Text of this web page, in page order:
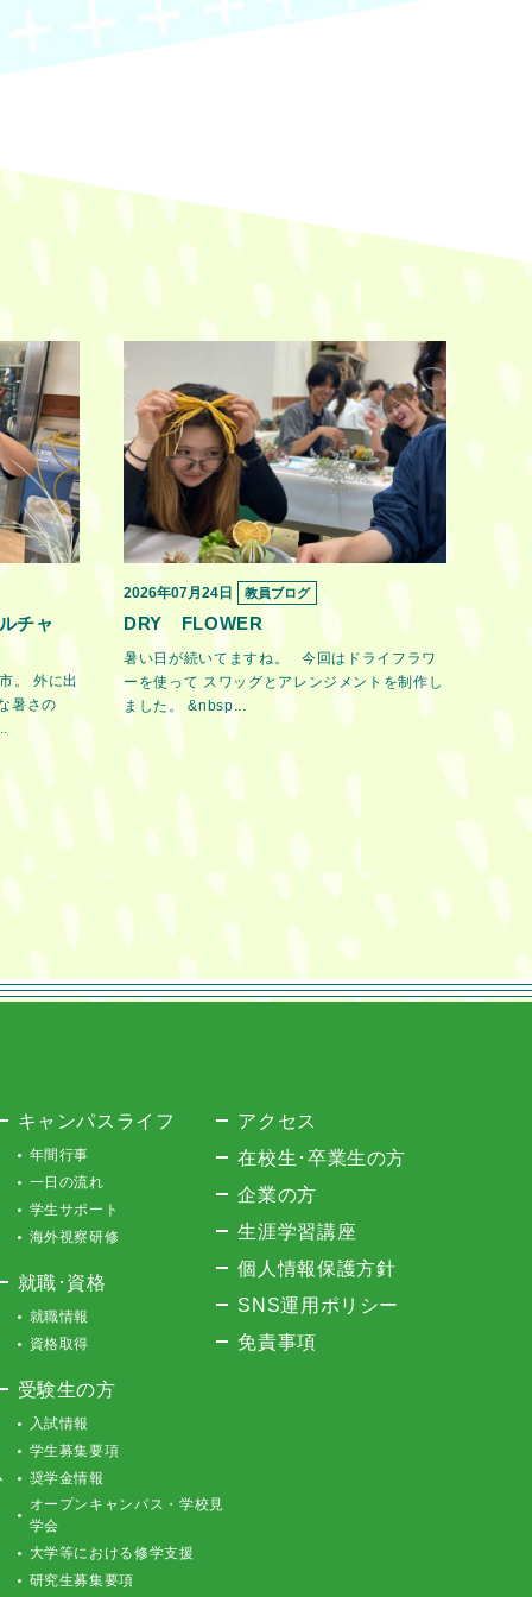
チャ
。 外に出
暑さの
2026年07月24日 教員ブログ
DRY FLOWER
暑い日が続いてますね。 今回はドライフラワ
ーを使って スワッグとアレンジメントを制作し
ました。 &nbsp...
キャンパスライフ
年間行事
一日の流れ
学生サポート
海外視察研修
就職･資格
就職情報
資格取得
受験生の方
入試情報
学生募集要項
奨学金情報
オープンキャンパス・学校見
学会
大学等における修学支援
研究生募集要項
アクセス
在校生･卒業生の方
企業の方
生涯学習講座
個人情報保護方針
SNS運用ポリシー
免責事項